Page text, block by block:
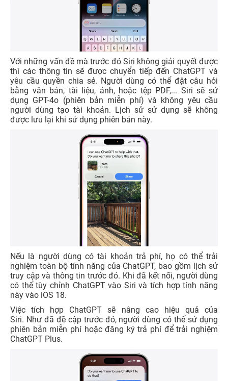
Với những vấn đề mà trước đó Siri không giải quyết được
thì các thông tin sẽ được chuyển tiếp đến ChatGPT và
yêu cầu quyền chia sẻ. Người dùng có thể đặt câu hỏi
bằng văn bản, tài liệu, ảnh, hoặc tệp PDF,... Siri sẽ sử
dụng GPT-4o (phiên bản miễn phí) và không yêu cầu
người dùng tạo tài khoản. Lịch sử sử dụng sẽ không
được lưu lại khi sử dụng phiên bản này.
Nếu là người dùng có tài khoản trả phí, họ có thể trải
nghiệm toàn bộ tính năng của ChatGPT, bao gồm lịch sử
truy cập và thông tin trước đó. Khi đã kết nối, người dùng
có thể tùy chỉnh ChatGPT vào Siri và tích hợp tính năng
này vào iOS 18.
Việc tích hợp ChatGPT sẽ nâng cao hiệu quả của
Siri. Như đã đề cập trước đó, người dùng có thể sử dụng
phiên bản miễn phí hoặc đăng ký trả phí để trải nghiệm
ChatGPT Plus.